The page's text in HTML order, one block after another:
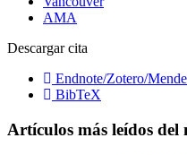
AMA
Descargar cita
Endnote/Zotero/
BibTeX
Artículos más leídos del